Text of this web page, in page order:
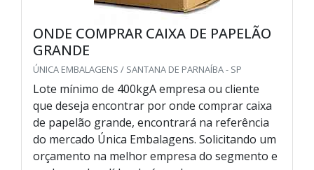
ONDE COMPRAR CAIXA DE PAPELÃO
GRANDE
ÚNICA EMBALAGENS / SANTANA DE PARNAÍBA - SP
Lote mínimo de 400kgA empresa ou cliente
que deseja encontrar por onde comprar caixa
de papelão grande, encontrará na referência
do mercado Única Embalagens. Solicitando um
orçamento na melhor empresa do segmento e